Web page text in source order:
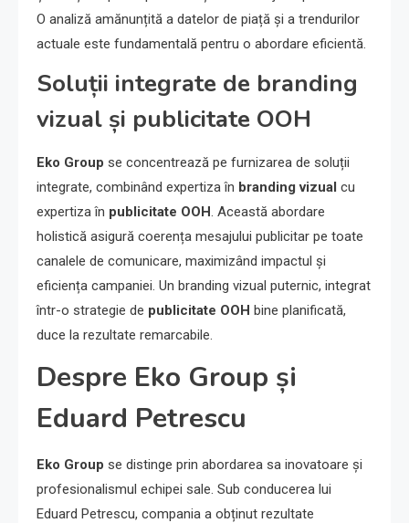
O analiză amănunțită a datelor de piață și a trendurilor
actuale este fundamentală pentru o abordare eficientă.
Soluții integrate de branding
vizual și publicitate OOH
Eko Group se concentrează pe furnizarea de soluții
integrate, combinând expertiza în branding vizual cu
expertiza în publicitate OOH. Această abordare
holistică asigură coerența mesajului publicitar pe toate
canalele de comunicare, maximizând impactul și
eficiența campaniei. Un branding vizual puternic, integrat
într-o strategie de publicitate OOH bine planificată,
duce la rezultate remarcabile.
Despre Eko Group și
Eduard Petrescu
Eko Group se distinge prin abordarea sa inovatoare și
profesionalismul echipei sale. Sub conducerea lui
Eduard Petrescu, compania a obținut rezultate